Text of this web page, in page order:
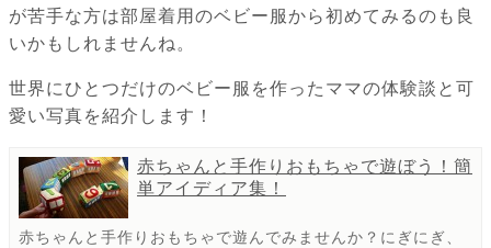
が苦手な方は部屋着用のベビー服から初めてみるのも良
いかもしれませんね。
世界にひとつだけのベビー服を作ったママの体験談と可
愛い写真を紹介します！
赤ちゃんと手作りおもちゃで遊ぼう！簡
単アイディア集！
赤ちゃんと手作りおもちゃで遊んでみませんか？にぎにぎ、